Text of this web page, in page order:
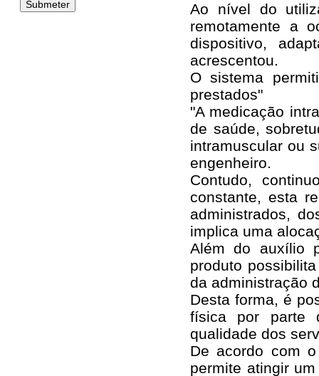
Ao nível do
remotamente a
dispositivo,
acrescentou.
O sistema
prestados"
"A medicação
de saúde,
intramuscular ou
engenheiro.
Contudo,
constante, esta
administrados,
implica uma
Além do auxílio
produto
da administração
Desta forma, é
física por parte
qualidade dos
De acordo com
permite atingir